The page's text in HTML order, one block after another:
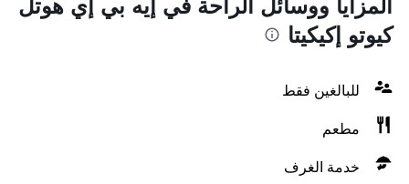
كيوتو إكيكيتا
للبالغين فقط
مطعم
خدمة الغرف